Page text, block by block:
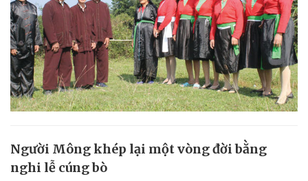
Người Mông khép lại một vòng đời bằng
nghi lễ cúng bò